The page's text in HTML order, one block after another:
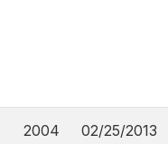
2004 02/25/2013